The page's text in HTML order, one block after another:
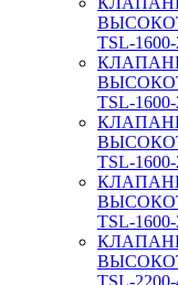
TSL-
TSL-1600-
TSL-
TSL-
TSL-